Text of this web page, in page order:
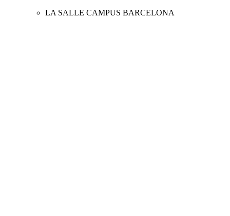
LA SALLE CAMPUS BARCELONA